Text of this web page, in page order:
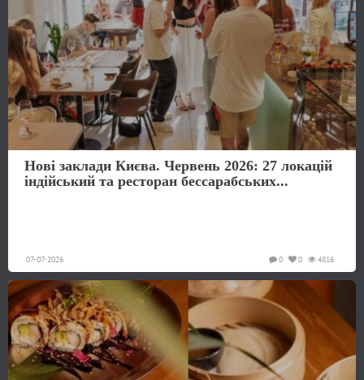
Нові заклади Києва. Червень 2026: 27 локацій
індійський та ресторан бессарабських...
07-07-2026 4816
0
0